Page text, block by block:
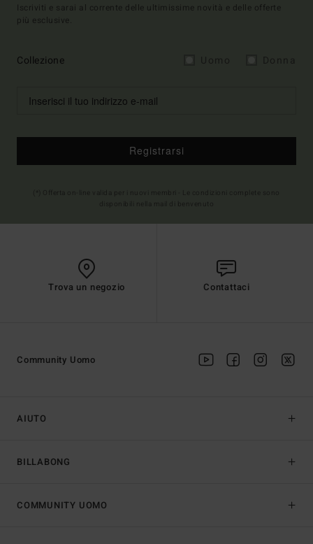
Iscriviti e sarai al corrente delle ultimissime novità e delle offerte
più esclusive.
Collezione
Registrarsi
Trova un negozio Contattaci
AIUTO
BILLABONG
Community Uomo
COMMUNITY UOMO